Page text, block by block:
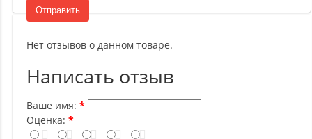
Отправить
Нет отзывов о данном товаре.
Написать отзыв
Ваше имя:
Оценка: